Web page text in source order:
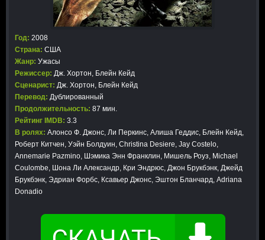
Год: 2008
Страна: США
Жанр: Ужасы
Режиссер: Дж. Хортон, Блейн Кейд
Сценарист: Дж. Хортон, Блейн Кейд
Перевод: Дублированный
Продолжительность: 87 мин.
Рейтинг IMDB: 3.3
В ролях: Алонсо Ф. Джонс, Ли Перкинс, Алиша Геддис, Блейн Кейд,
Роберт Китчен, Уэйн Болдуин, Christina Desiere, Jay Costelo,
Annemarie Pazmino, Шэмика Энн Франклин, Мишель Роуз, Michael
Coulombe, Шона Ли Александр, Кри Эндрюс, Джон Брукбэнк, Джейд
Брукбэнк, Эдриан Форбс, Ксавьер Джонс, Эштон Бланчард, Adriana
Donadio